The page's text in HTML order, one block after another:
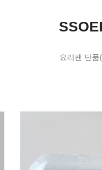
요리팬 단품